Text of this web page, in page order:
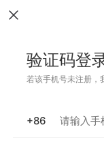
验证码登
若该手机号未注册，
+86